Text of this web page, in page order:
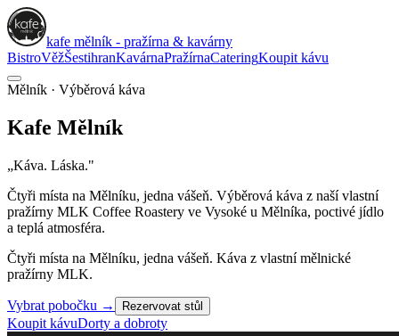
kafe mělník - pražírna & kavárny
BistroVěžŠestihranKavárnaPražírnaCateringKoupit kávu
Mělník · Výběrová káva
Kafe Mělník
„Káva. Láska."
Čtyři místa na Mělníku, jedna vášeň. Výběrová káva z naší vlastní
pražírny MLK Coffee Roastery ve Vysoké u Mělníka, poctivé jídlo
a teplá atmosféra.
Čtyři místa na Mělníku, jedna vášeň. Káva z vlastní mělnické
pražírny MLK.
Vybrat pobočku → Rezervovat stůl
Koupit kávuDorty a dobroty